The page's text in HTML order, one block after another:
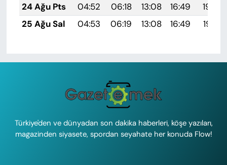
24 Ağu Pts
04:52 06:18 13:08 16:49
19:48
25 Ağu Sal
04:53 06:19 13:08 16:49 19:47
Türkiye'den ve dünyadan son dakika haberleri, köşe yazıları,
magazinden siyasete, spordan seyahate her konuda Flow!